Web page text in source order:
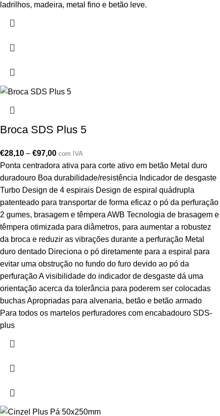
ladrilhos, madeira, metal fino e betão leve.
Broca SDS Plus 5
€28,10 – €97,00 com IVA
Ponta centradora ativa para corte ativo em betão Metal duro
duradouro Boa durabilidade/resistência Indicador de desgaste
Turbo Design de 4 espirais Design de espiral quádrupla
patenteado para transportar de forma eficaz o pó da perfuração
2 gumes, brasagem e têmpera AWB Tecnologia de brasagem e
têmpera otimizada para diâmetros, para aumentar a robustez
da broca e reduzir as vibrações durante a perfuração Metal
duro dentado Direciona o pó diretamente para a espiral para
evitar uma obstrução no fundo do furo devido ao pó da
perfuração A visibilidade do indicador de desgaste dá uma
orientação acerca da tolerância para poderem ser colocadas
buchas Apropriadas para alvenaria, betão e betão armado
Para todos os martelos perfuradores com encabadouro SDS-
plus